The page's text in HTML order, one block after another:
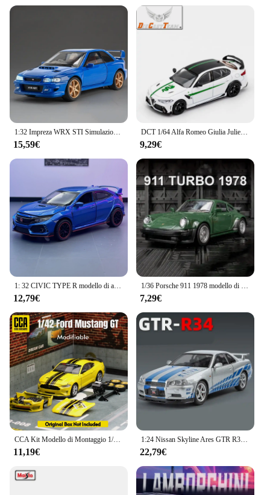
1:32 Impreza WRX STI Simulazione Modello di Auto Veloce Furioso Metallo Fonde Sotto Pressione e Veicoli Giocattolo Decorazione In Lega Uomo Bambino Regalo Ragazzo Giocattoli
15,59€
DCT 1/64 Alfa Romeo Giulia Juliet GTA Auto In Lega di Veicolo A Motore Pressofuso In Metallo Modello Per Bambini Regalo Di Natale Giocattoli per I Ragazzi
9,29€
1: 32 CIVIC TYPE R modello di auto in lega giocattolo pressofuso con veicoli sonori e leggeri decorazione giocattoli per regalo per bambini
12,79€
1/36 Porsche 911 1978 modello di auto in lega giocattolo simulazione pressofuso in metallo con decorazione a strappo Mini auto collezione di regali per bambini
7,29€
CCA Kit Modello di Montaggio 1/36 Dodge Hellcat 1/43 Ford Mustang Land Rover Suzuki Jimny Auto Giocattolo Pressofuso In Lega Collezione Regalo Del Capretto
11,19€
1:24 Nissan Skyline Ares GTR R34 lega modello di auto sportiva diecast metallo auto da corsa veicoli modello suono e giocattoli leggeri regali
22,79€